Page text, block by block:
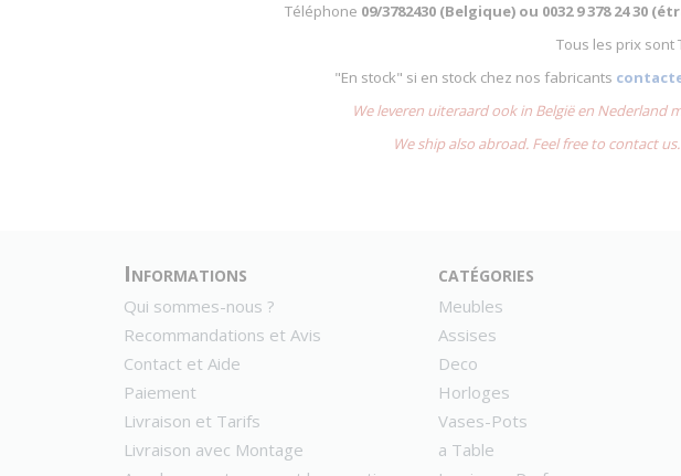
Téléphone 09/3782430 (Belgique) ou 0032 9 378 24 30
Tous les prix sont
"En stock" si en stock chez nos fabricants
We leveren uiteraard ook in België en Nederland
We ship also abroad. Feel free to contact
Informations
Qui sommes-nous ?
Recommandations et Avis
Contact et Aide
Paiement
Livraison et Tarifs
Livraison avec Montage
catégories
Meubles
Assises
Deco
Horloges
Vases-Pots
a Table